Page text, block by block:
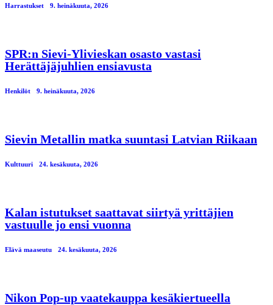
Harrastukset 9. heinäkuuta, 2026
SPR:n Sievi-Ylivieskan osasto vastasi
Herättäjäjuhlien ensiavusta
Henkilöt 9. heinäkuuta, 2026
Sievin Metallin matka suuntasi Latvian Riikaan
Kulttuuri 24. kesäkuuta, 2026
Kalan istutukset saattavat siirtyä yrittäjien
vastuulle jo ensi vuonna
Elävä maaseutu 24. kesäkuuta, 2026
Nikon Pop-up vaatekauppa kesäkiertueella